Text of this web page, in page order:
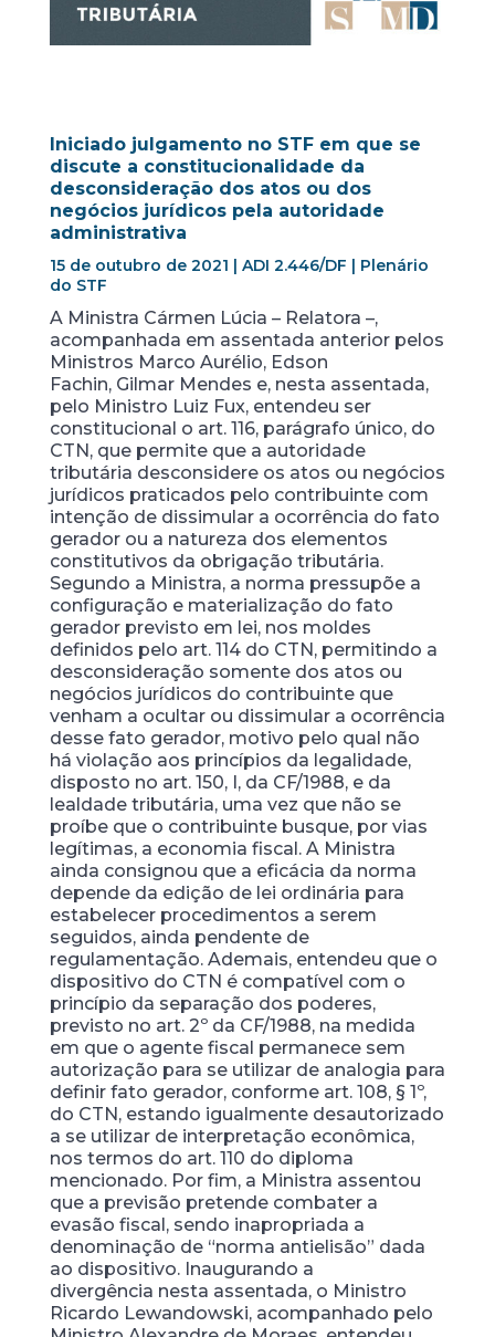
Iniciado julgamento no STF em que se
discute a constitucionalidade da
desconsideração dos atos ou dos
negócios jurídicos pela autoridade
administrativa
15 de outubro de 2021 | ADI 2.446/DF | Plenário
do STF
A Ministra Cármen Lúcia – Relatora –,
acompanhada em assentada anterior pelos
Ministros Marco Aurélio, Edson
Fachin, Gilmar Mendes e, nesta assentada,
pelo Ministro Luiz Fux, entendeu ser
constitucional o art. 116, parágrafo único, do
CTN, que permite que a autoridade
tributária desconsidere os atos ou negócios
jurídicos praticados pelo contribuinte com
intenção de dissimular a ocorrência do fato
gerador ou a natureza dos elementos
constitutivos da obrigação tributária.
Segundo a Ministra, a norma pressupõe a
configuração e materialização do fato
gerador previsto em lei, nos moldes
definidos pelo art. 114 do CTN, permitindo a
desconsideração somente dos atos ou
negócios jurídicos do contribuinte que
venham a ocultar ou dissimular a ocorrência
desse fato gerador, motivo pelo qual não
há violação aos princípios da legalidade,
disposto no art. 150, I, da CF/1988, e da
lealdade tributária, uma vez que não se
proíbe que o contribuinte busque, por vias
legítimas, a economia fiscal. A Ministra
ainda consignou que a eficácia da norma
depende da edição de lei ordinária para
estabelecer procedimentos a serem
seguidos, ainda pendente de
regulamentação. Ademais, entendeu que o
dispositivo do CTN é compatível com o
princípio da separação dos poderes,
previsto no art. 2º da CF/1988, na medida
em que o agente fiscal permanece sem
autorização para se utilizar de analogia para
definir fato gerador, conforme art. 108, § 1º,
do CTN, estando igualmente desautorizado
a se utilizar de interpretação econômica,
nos termos do art. 110 do diploma
mencionado. Por fim, a Ministra assentou
que a previsão pretende combater a
evasão fiscal, sendo inapropriada a
denominação de “norma antielisão” dada
ao dispositivo. Inaugurando a
divergência nesta assentada, o Ministro
Ricardo Lewandowski, acompanhado pelo